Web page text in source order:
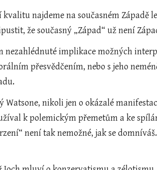
najdeme na současném Západě
že současný „Západ“ už není
nezahlédnuté implikace možných
přesvědčením, nebo s jeho
nikoli jen o okázalé
k polemickým přemetům a ke
není tak nemožné, jak se